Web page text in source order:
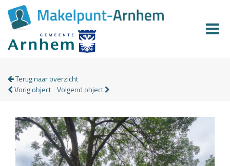
Terug naar overzicht
Vorig object Volgend object